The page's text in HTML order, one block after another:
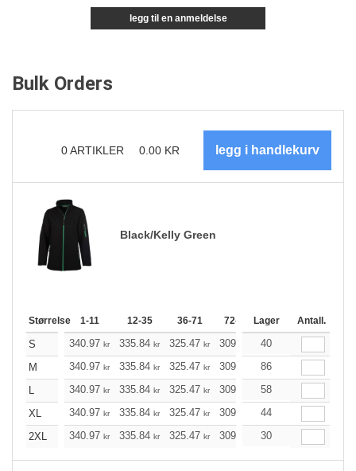
legg til en anmeldelse
Bulk Orders
0ARTIKLER 0.00 KR
Black/Kelly Green
Størrelse 1-11 12-35 36-71 72-143 144-287
Lager Antall.
S 340.97 kr 335.84 kr 325.47 kr 309.97 294.47
40
M
340.97 kr 335.84 kr 325.47 kr 309.97 294.47
86
L
340.97 kr 335.84 kr 325.47 kr 309.97 294.47
58
XL
340.97 kr 335.84 kr 325.47 kr 309.97 294.47
44
2XL
340.97 kr 335.84 kr 325.47 kr 309.97 294.47
30